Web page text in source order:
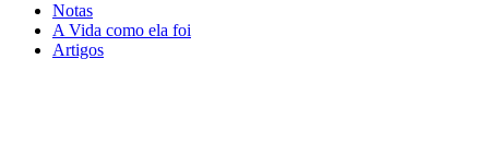
Notas
A Vida como ela foi
Artigos